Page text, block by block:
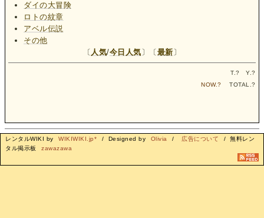
ダイの大冒険
ロトの紋章
アベル伝説
その他
〔 人気/今日人気 〕〔 最新 〕
T.? Y.?
NOW.? TOTAL.?
レンタルWIKI by WIKIWIKI.jp* / Designed by Olivia / 広告について
/ 無料レン
タル掲示板
zawazawa